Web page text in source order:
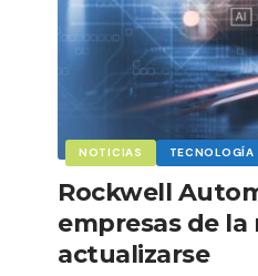
NOTICIAS TECNOLOGÍA
Rockwell
empresas de la
actualizarse